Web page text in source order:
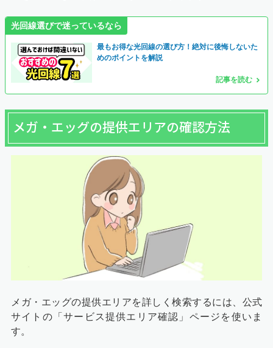
光回線選びで迷っているなら
最もお得な光回線の選び方！絶対に後悔しないた
めのポイントを解説
記事を読む
メガ・エッグの提供エリアの確認方法
メガ・エッグの提供エリアを詳しく検索するには、公式
サイトの「サービス提供エリア確認」ページを使いま
す。